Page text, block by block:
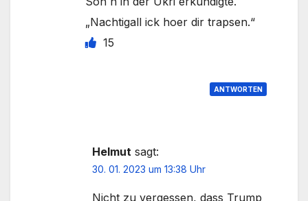
„Nachtigall ick hoer dir trapsen.“
15
ANTWORTEN
Helmut sagt:
30. 01. 2023 um 13:38 Uhr
Nicht zu vergessen, dass Trump